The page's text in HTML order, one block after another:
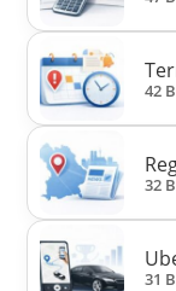
42
32
31